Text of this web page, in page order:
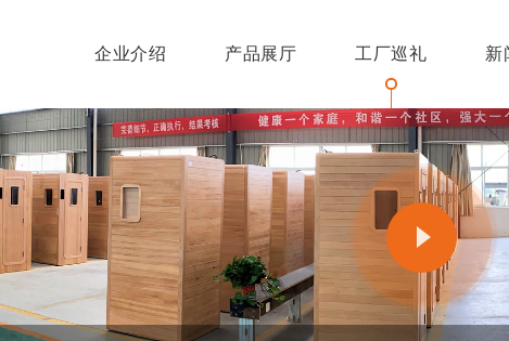
企业介绍
品牌故事 发
产品展厅
产品原理 阳光屋系列
工厂巡礼
研发车间 成
新
装机精选 健
阳光家庭 阳
在线留言